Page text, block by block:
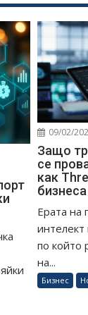
09/02/
Защо
се
как
Ерата на
по който
на...
Бизнес